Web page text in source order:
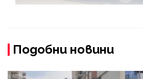
Подобни новини